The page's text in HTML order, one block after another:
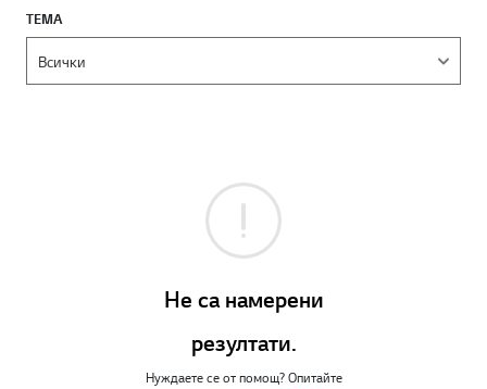
ТЕМА
Не са намерени
резултати.
Нуждаете се от помощ? Опитайте